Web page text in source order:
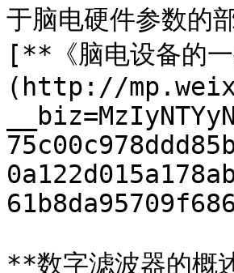
于脑电硬件参数的
[**《脑电设备的
(http://
**数字滤波器的概